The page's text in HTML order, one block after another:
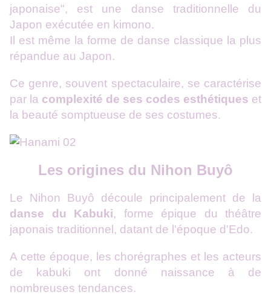
japonaise", est une danse traditionnelle du
Japon exécutée en kimono.
Il est même la forme de danse classique la plus
répandue au Japon.
Ce genre, souvent spectaculaire, se caractérise
par la complexité de ses codes esthétiques et
la beauté somptueuse de ses costumes.
Les origines du Nihon Buyô
Le Nihon Buyô découle principalement de la
danse du Kabuki, forme épique du théâtre
japonais traditionnel, datant de l'époque d'Edo.
A cette époque, les chorégraphes et les acteurs
de kabuki ont donné naissance à de
nombreuses tendances.